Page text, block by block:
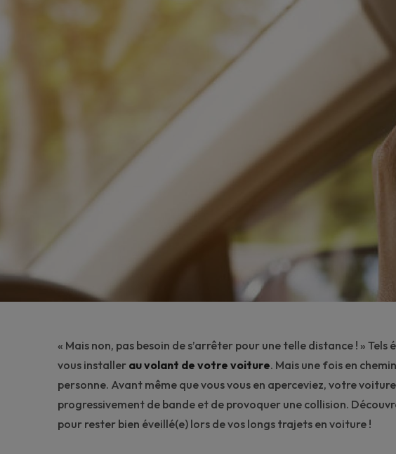
« Mais non, pas besoin de s’arrêter pour une telle distance ! »
vous installer au volant de votre voiture. Mais une fois en
personne. Avant même que vous vous en aperceviez, votre
progressivement de bande et de provoquer une collision.
pour rester bien éveillé(e) lors de vos longs trajets en voiture !